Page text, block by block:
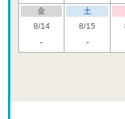
金
8/14
-
土
8/15
-